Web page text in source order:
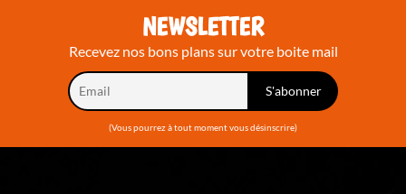
NEWSLETTER
Recevez nos bons plans sur votre boite mail
(Vous pourrez à tout moment vous désinscrire)